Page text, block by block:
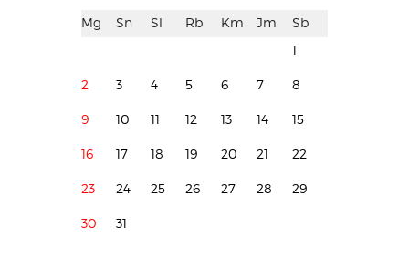
Mg Sn Sl Rb Km Jm
Sb
1
2 3 4 5 6 7 8
9 10 11 12 13 14 15
16 17 18 19 20 21 22
23 24 25 26 27 28 29
30 31